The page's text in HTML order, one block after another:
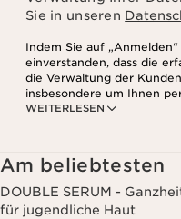
Sie in unseren
WEITERLESEN
Indem Sie auf
einverstanden, dass die
die Verwaltung der
insbesondere um Ihnen
Produkten und
Websites Dritter, sowie für
Am beliebtesten
DOUBLE SERUM -
für jugendliche Haut